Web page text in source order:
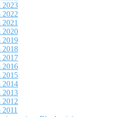
2023
2022
2021
2020
2019
2018
2017
2016
2015
2014
2013
2012
2011